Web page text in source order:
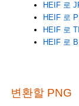
HEIF 로
HEIF 로
HEIF 로
HEIF 로
변환할 PNG